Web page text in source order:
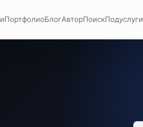
ПортфолиоБлогАвторПоискПодуслуги